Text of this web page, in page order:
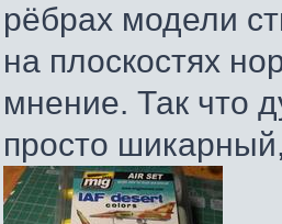
рёбрах модели
на плоскостях
мнение. Так что
просто